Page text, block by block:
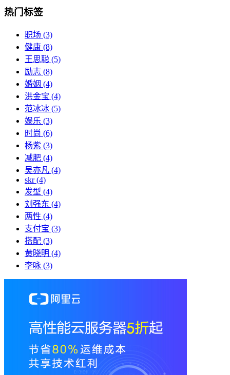
热门标签
职场 (3)
健康 (8)
王思聪 (5)
励志 (8)
婚姻 (4)
洪金宝 (4)
范冰冰 (5)
娱乐 (3)
时尚 (6)
杨紫 (3)
减肥 (4)
吴亦凡 (4)
skr(4)
发型 (4)
刘强东 (4)
两性 (4)
支付宝 (3)
搭配 (3)
黄晓明 (4)
李咏 (3)